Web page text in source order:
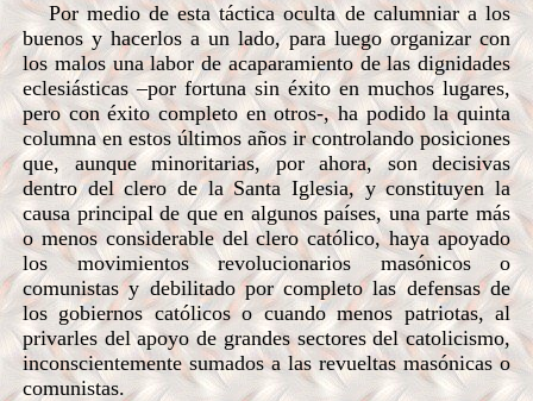
Por medio de esta táctica oculta de calumniar a los
buenos y hacerlos a un lado, para luego organizar con
los malos una labor de acaparamiento de las dignidades
eclesiásticas –por fortuna sin éxito en muchos lugares,
pero con éxito completo en otros-, ha podido la quinta
columna en estos últimos años ir controlando posiciones
que, aunque minoritarias, por ahora, son decisivas
dentro del clero de la Santa Iglesia, y constituyen la
causa principal de que en algunos países, una parte más
o menos considerable del clero católico, haya apoyado
los movimientos revolucionarios masónicos o
comunistas y debilitado por completo las defensas de
los gobiernos católicos o cuando menos patriotas, al
privarles del apoyo de grandes sectores del catolicismo,
inconscientemente sumados a las revueltas masónicas o
comunistas.